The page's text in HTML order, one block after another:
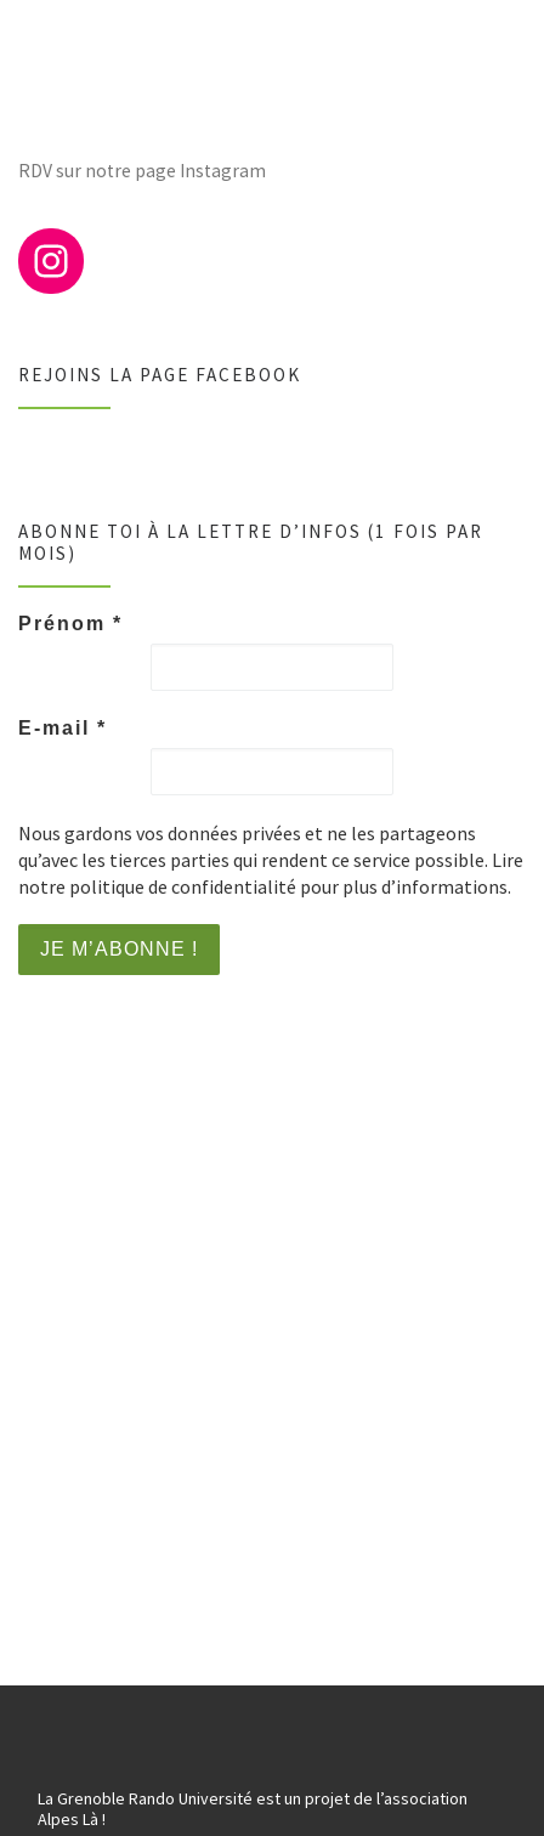
RDV sur notre page Instagram
REJOINS LA PAGE FACEBOOK
ABONNE TOI À LA LETTRE D’INFOS (1 FOIS PAR
MOIS)
Prénom *
E-mail *
Nous gardons vos données privées et ne les partageons
qu’avec les tierces parties qui rendent ce service possible. Lire
notre politique de confidentialité pour plus d’informations.
La Grenoble Rando Université est un projet de l’association
Alpes Là !